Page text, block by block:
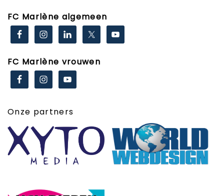
FC Marlène algemeen
FC Marlène vrouwen
Onze partners